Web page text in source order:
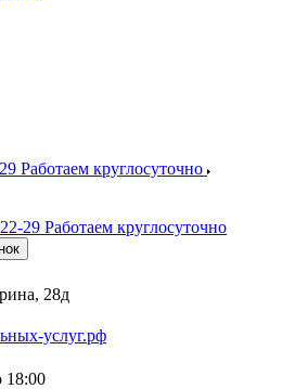
Работаем круглосуточно
29 Работаем круглосуточно
28д
услуг.рф
18:00